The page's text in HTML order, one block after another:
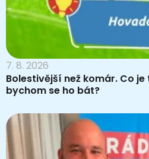
7. 8. 2026
Bolestivější než komár. Co
bychom se ho bát?